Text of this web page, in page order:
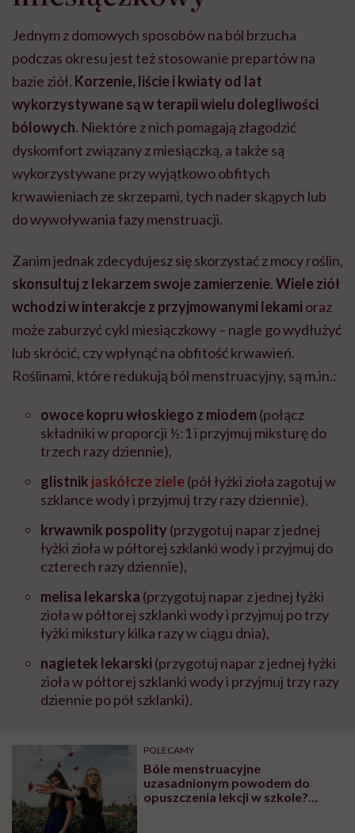
Jednym z domowych sposobów na ból brzucha
podczas okresu jest też stosowanie prepartów na
bazie ziół. Korzenie, liście i kwiaty od lat
wykorzystywane są w terapii wielu dolegliwości
bólowych. Niektóre z nich pomagają złagodzić
dyskomfort związany z miesiączką, a także są
wykorzystywane przy wyjątkowo obfitych
krwawieniach ze skrzepami, tych nader skąpych lub
do wywoływania fazy menstruacji.
Zanim jednak zdecydujesz się skorzystać z mocy roślin,
skonsultuj z lekarzem swoje zamierzenie.Wiele ziół
wchodzi w interakcje z przyjmowanymi lekami oraz
może zaburzyć cykl miesiączkowy – nagle go wydłużyć
lub skrócić, czy wpłynąć na obfitość krwawień.
Roślinami, które redukują ból menstruacyjny, są m.in.:
owoce kopru włoskiego z miodem (połącz
składniki w proporcji ½:1 i przyjmuj miksturę do
trzech razy dziennie),
glistnik jaskółcze ziele(pół łyżki zioła zagotuj w
szklance wody i przyjmuj trzy razy dziennie),
krwawnik pospolity (przygotuj napar z jednej
łyżki zioła w półtorej szklanki wody i przyjmuj do
czterech razy dziennie),
melisa lekarska (przygotuj napar z jednej łyżki
zioła w półtorej szklanki wody i przyjmuj po trzy
łyżki mikstury kilka razy w ciągu dnia),
nagietek lekarski (przygotuj napar z jednej łyżki
zioła w półtorej szklanki wody i przyjmuj trzy razy
dziennie po pół szklanki).
POLECAMY
Bóle menstruacyjne
uzasadnionym powodem do
opuszczenia lekcji w szkole?